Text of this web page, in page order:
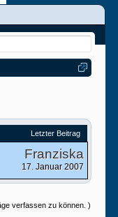
Letzter Beitrag
Franziska
17. Januar 2007
verfassen zu können. )